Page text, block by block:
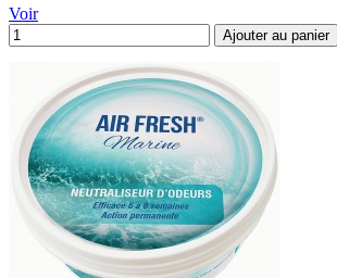
Voir
Ajouter au panier